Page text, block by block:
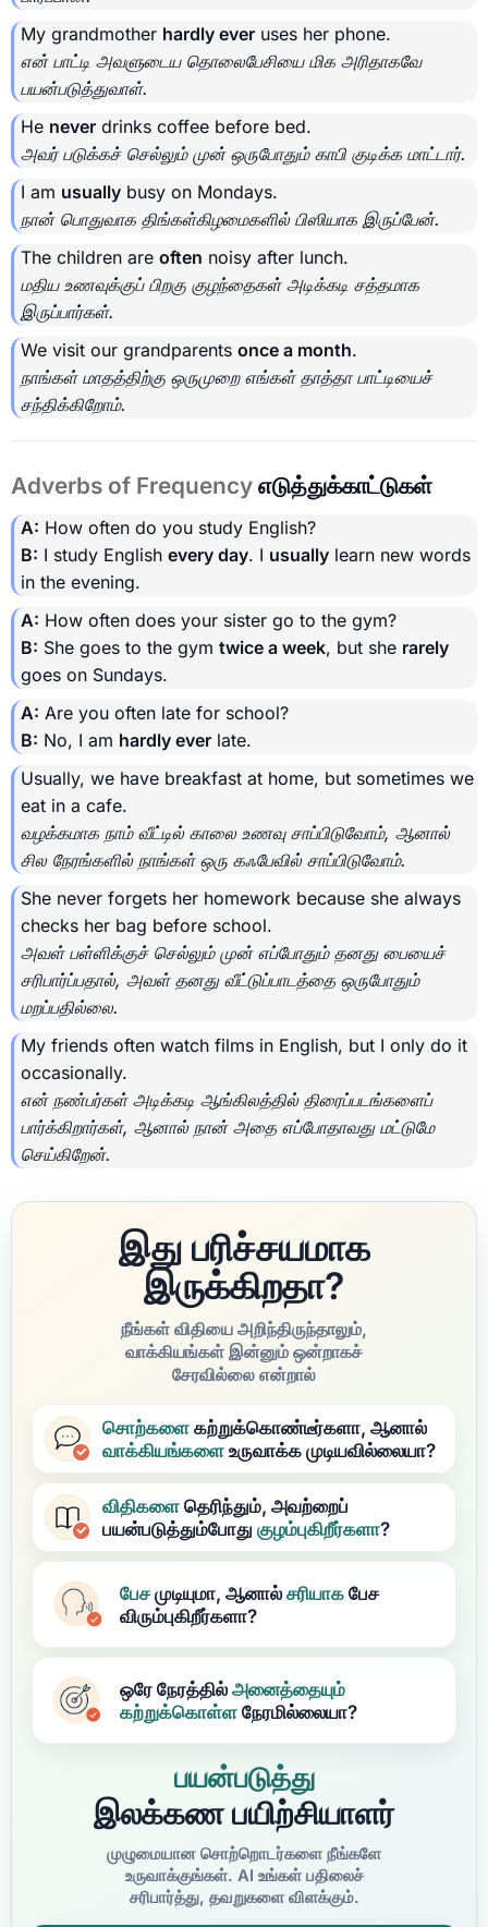
My grandmother hardly ever uses her phone.
என் பாட்டி அவளுடைய தொலைபேசியை மிக அரிதாகவே
பயன்படுத்துவாள்.
He never drinks coffee before bed.
அவர் படுக்கச் செல்லும் முன் ஒருபோதும் காபி குடிக்க மாட்டார்.
I am usually busy on Mondays.
நான் பொதுவாக திங்கள்கிழமைகளில் பிஸியாக இருப்பேன்.
The children are often noisy after lunch.
மதிய உணவுக்குப் பிறகு குழந்தைகள் அடிக்கடி சத்தமாக
இருப்பார்கள்.
We visit our grandparents once a month.
நாங்கள் மாதத்திற்கு ஒருமுறை எங்கள் தாத்தா பாட்டியைச்
சந்திக்கிறோம்.
Adverbs of Frequency எடுத்துக்காட்டுகள்
A: How often do you study English?
B: I study English every day. I usually learn new words
in the evening.
A: How often does your sister go to the gym?
B: She goes to the gym twice a week, but she rarely
goes on Sundays.
A: Are you often late for school?
B: No, I am hardly ever late.
Usually, we have breakfast at home, but sometimes we
eat in a cafe.
வழக்கமாக நாம் வீட்டில் காலை உணவு சாப்பிடுவோம், ஆனால்
சில நேரங்களில் நாங்கள் ஒரு கஃபேவில் சாப்பிடுவோம்.
She never forgets her homework because she always
checks her bag before school.
அவள் பள்ளிக்குச் செல்லும் முன் எப்போதும் தனது பையைச்
சரிபார்ப்பதால், அவள் தனது வீட்டுப்பாடத்தை ஒருபோதும்
மறப்பதில்லை.
My friends often watch films in English, but I only do it
occasionally.
என் நண்பர்கள் அடிக்கடி ஆங்கிலத்தில் திரைப்படங்களைப்
பார்க்கிறார்கள், ஆனால் நான் அதை எப்போதாவது மட்டுமே
செய்கிறேன்.
இது பரிச்சயமாக
இருக்கிறதா?
நீங்கள் விதியை அறிந்திருந்தாலும்,
வாக்கியங்கள் இன்னும் ஒன்றாகச்
சேரவில்லை என்றால்
சொற்களைகற்றுக்கொண்டீர்களா, ஆனால்
வாக்கியங்களைஉருவாக்க முடியவில்லையா?
விதிகளைதெரிந்தும், அவற்றைப்
பயன்படுத்தும்போது குழம்புகிறீர்களா?
பேசமுடியுமா, ஆனால்சரியாகபேச
விரும்புகிறீர்களா?
ஒரே நேரத்தில்அனைத்தையும்
கற்றுக்கொள்ளநேரமில்லையா?
பயன்படுத்து
இலக்கண பயிற்சியாளர்
முழுமையான சொற்றொடர்களை நீங்களே
உருவாக்குங்கள். AI உங்கள் பதிலைச்
சரிபார்த்து, தவறுகளை விளக்கும்.